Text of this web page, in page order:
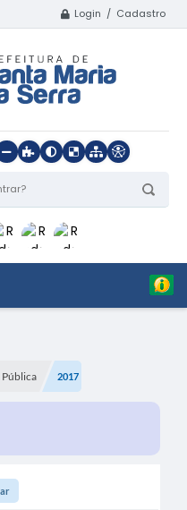
Login / Cadastro
Pública 2017